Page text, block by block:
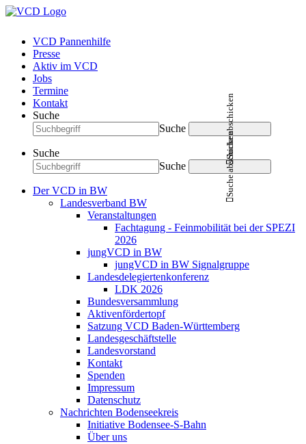
VCD Pannenhilfe
Presse
Aktiv im VCD
Jobs
Termine
Kontakt
Suche
Suche
Suche abschicken
Suche
Suche
Suche abschicken
Der VCD in BW
Landesverband BW
Veranstaltungen
Fachtagung - Feinmobilität bei der SPEZI
2026
jungVCD in BW
jungVCD in BW Signalgruppe
Landesdelegiertenkonferenz
LDK 2026
Bundesversammlung
Aktivenfördertopf
Satzung VCD Baden-Württemberg
Landesgeschäftstelle
Landesvorstand
Kontakt
Spenden
Impressum
Datenschutz
Nachrichten Bodenseekreis
Initiative Bodensee-S-Bahn
Über uns